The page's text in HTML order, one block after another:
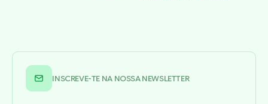
INSCREVE-TE NA NOSSA NEWSLETTER